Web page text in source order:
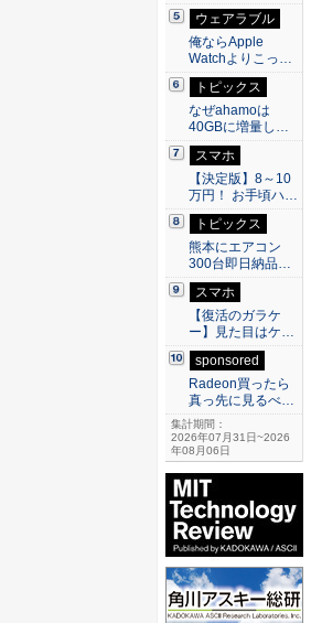
ウェアラブル
俺ならApple
Watchよりこっ…
トピックス
なぜahamoは
40GBに増量し…
スマホ
【決定版】8～10
万円！ お手頃ハ…
トピックス
熊本にエアコン
300台即日納品…
スマホ
【復活のガラケ
ー】見た目はケ…
sponsored
Radeon買ったら
真っ先に見るべ…
集計期間：
2026年07月31日~2026
年08月06日